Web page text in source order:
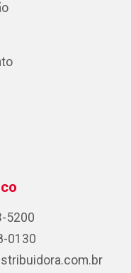
5200
0130